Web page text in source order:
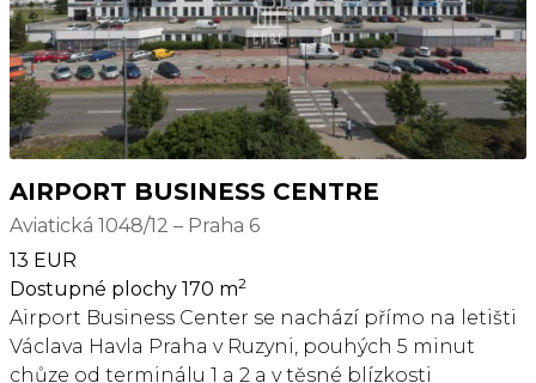
a nedaleko mezinárodního letiště Václava Havla.
Přímý vstup do stanice metra Dejvická (trasa A)
zaručuje snadnou dostupnost do centra
metropole.
AIRPORT BUSINESS CENTRE
Aviatická 1048/12 – Praha 6
13 EUR
Dostupné plochy 170 m2
Airport Business Center se nachází přímo na letišti
Václava Havla Praha v Ruzyni, pouhých 5 minut
chůze od terminálu 1 a 2 a v těsné blízkosti